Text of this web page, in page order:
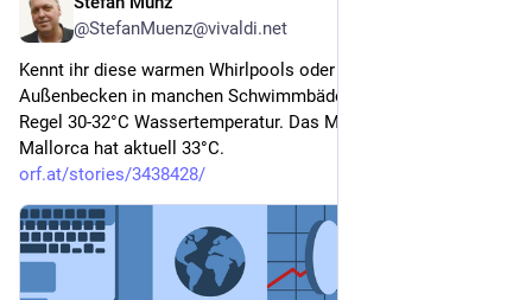
@StefanMuenz@vivaldi.net
Kennt ihr diese warmen Whirlpools oder auch die Winter-
Außenbecken in manchen Schwimmbädern? Die haben in der
Regel 30-32°C Wassertemperatur. Das Mittelmeer vor
Mallorca hat aktuell 33°C.
orf.at/stories/3438428/